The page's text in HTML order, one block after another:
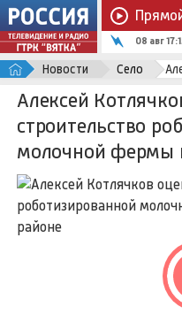
08 авг
Новости Село
Алексей
строительство
молочной фермы